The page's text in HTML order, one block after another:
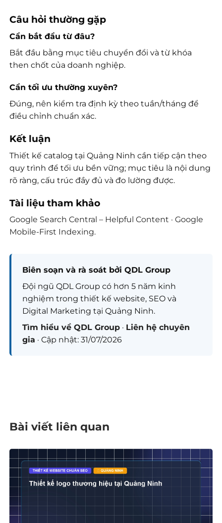
Câu hỏi thường gặp
Cần bắt đầu từ đâu?
Bắt đầu bằng mục tiêu chuyển đổi và từ khóa
then chốt của doanh nghiệp.
Cần tối ưu thường xuyên?
Đúng, nên kiểm tra định kỳ theo tuần/tháng để
điều chỉnh chuẩn xác.
Kết luận
Thiết kế catalog tại Quảng Ninh cần tiếp cận theo
quy trình để tối ưu bền vững; mục tiêu là nội dung
rõ ràng, cấu trúc đầy đủ và đo lường được.
Tài liệu tham khảo
Google Search Central – Helpful Content ·Google
Mobile-First Indexing.
Biên soạn và rà soát bởi QDL Group
Đội ngũ QDL Group có hơn 5 năm kinh
nghiệm trong thiết kế website, SEO và
Digital Marketing tại Quảng Ninh.
Tìm hiểu về QDL Group · Liên hệ chuyên
gia · Cập nhật: 31/07/2026
Bài viết liên quan